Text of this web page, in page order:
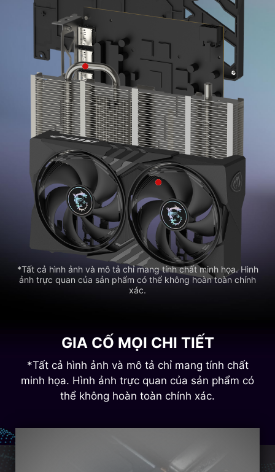
*Tất cả hình ảnh và mô tả chỉ mang tính chất minh họa. Hình
ảnh trực quan của sản phẩm có thể không hoàn toàn chính
xác.
GIA CỐ MỌI CHI TIẾT
*Tất cả hình ảnh và mô tả chỉ mang tính chất
minh họa. Hình ảnh trực quan của sản phẩm có
thể không hoàn toàn chính xác.